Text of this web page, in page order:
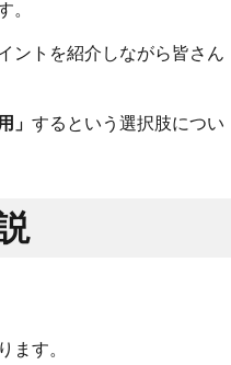
。
ントを紹介しながら皆さん
」 するという選択肢につい
ます。